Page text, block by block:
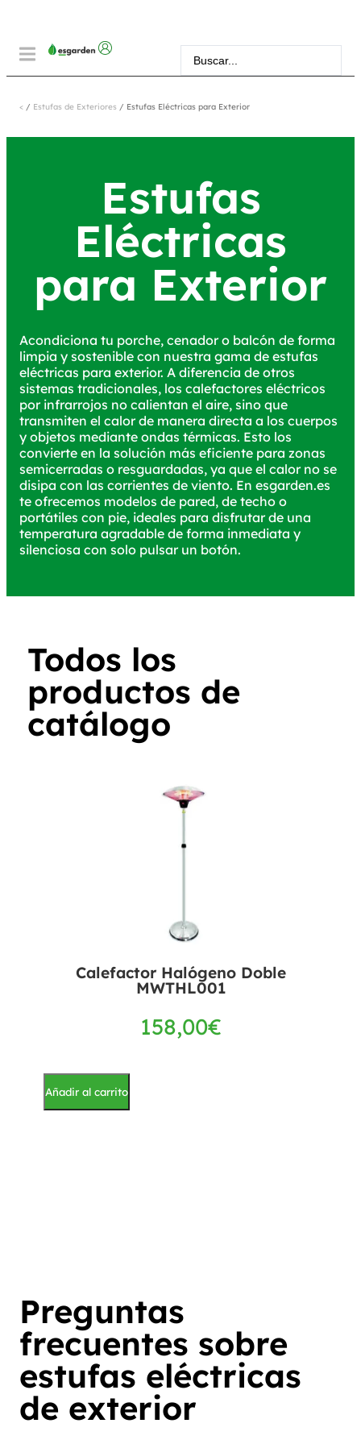
< / Estufas de Exteriores / Estufas Eléctricas para Exterior
Estufas
Eléctricas
para Exterior
Acondiciona tu porche, cenador o balcón de forma
limpia y sostenible con nuestra gama de estufas
eléctricas para exterior. A diferencia de otros
sistemas tradicionales, los calefactores eléctricos
por infrarrojos no calientan el aire, sino que
transmiten el calor de manera directa a los cuerpos
y objetos mediante ondas térmicas. Esto los
convierte en la solución más eficiente para zonas
semicerradas o resguardadas, ya que el calor no se
disipa con las corrientes de viento. En esgarden.es
te ofrecemos modelos de pared, de techo o
portátiles con pie, ideales para disfrutar de una
temperatura agradable de forma inmediata y
silenciosa con solo pulsar un botón.
Todos los
productos de
catálogo
Calefactor Halógeno Doble
MWTHL001
158,00€
Añadir al carrito
Preguntas
frecuentes sobre
estufas eléctricas
de exterior